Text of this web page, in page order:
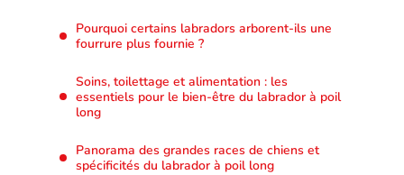
Pourquoi certains labradors arborent-ils une
fourrure plus fournie ?
Soins, toilettage et alimentation : les
essentiels pour le bien-être du labrador à poil
long
Panorama des grandes races de chiens et
spécificités du labrador à poil long